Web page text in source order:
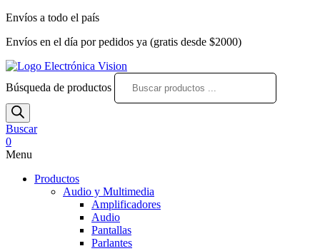
Envíos a todo el país
Envíos en el día por pedidos ya (gratis desde $2000)
Búsqueda de productos
Buscar
0
Menu
Productos
Audio y Multimedia
Amplificadores
Audio
Pantallas
Parlantes